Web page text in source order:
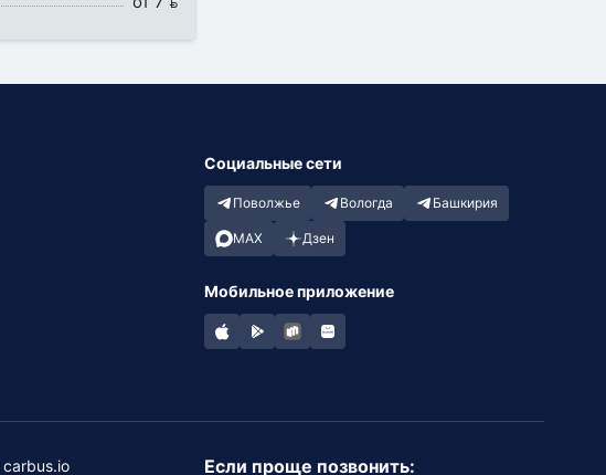
Социальные сети
Поволжье Вологда Башкирия
MAX Дзен
Мобильное приложение
carbus.io Если проще позвонить: